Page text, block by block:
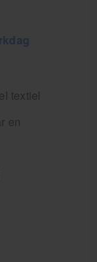
textiel
en